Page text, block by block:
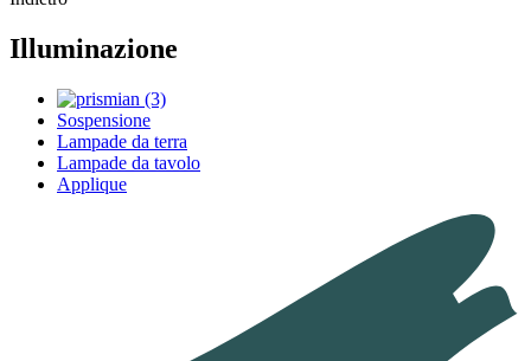
Illuminazione
Sospensione
Lampade da terra
Lampade da tavolo
Applique